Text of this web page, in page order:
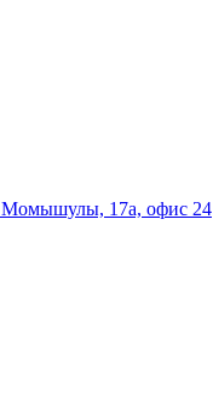
Момышулы, 17а, офис 24